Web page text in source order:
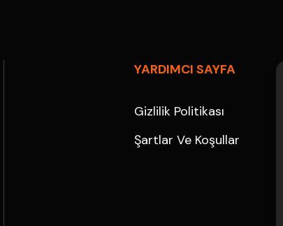
YARDIMCI SAYFA
Gizlilik Politikası
Şartlar Ve Koşullar